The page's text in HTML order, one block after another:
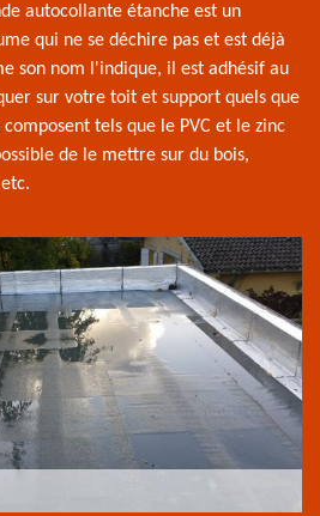
autocollante étanche est un
qui ne se déchire pas et est déjà
son nom l'indique, il est adhésif au
sur votre toit et support quels que
tels que le PVC et le zinc
de le mettre sur du bois,